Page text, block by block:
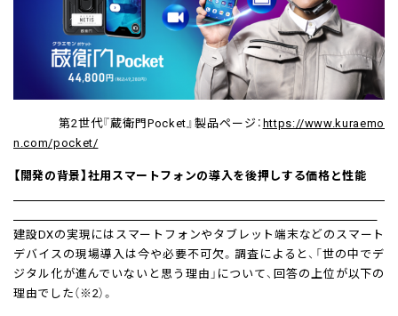
第2世代『蔵衛門Pocket』製品ページ：https://www.kuraemo
n.com/pocket/
【開発の背景】社用スマートフォンの導入を後押しする価格と性能
建設DXの実現にはスマートフォンやタブレット端末などのスマート
デバイスの現場導入は今や必要不可欠。調査によると、「世の中でデ
ジタル化が進んでいないと思う理由」について、回答の上位が以下の
理由でした（※2）。